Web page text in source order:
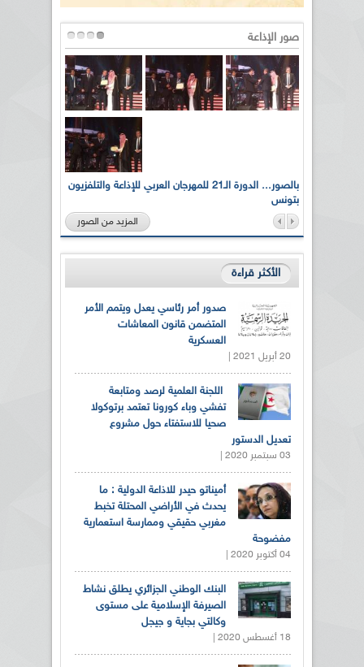
صور الإذاعة
بالصور... الدورة الـ21 للمهرجان العربي للإذاعة والتلفزيون
بتونس
المزيد من الصور
الأكثر قراءة
صدور أمر رئاسي يعدل ويتمم الأمر
المتضمن قانون المعاشات
العسكرية
20 أبريل 2021 |
اللجنة العلمية لرصد ومتابعة
تفشي وباء كورونا تعتمد برتوكولا
صحيا للاستفتاء حول مشروع
تعديل الدستور
03 سبتمبر 2020 |
أميناتو حيدر للاذاعة الدولية : ما
يحدث في الأراضي المحتلة تخبط
مغربي حقيقي وممارسة استعمارية
مفضوحة
04 أكتوبر 2020 |
البنك الوطني الجزائري يطلق نشاط
الصيرفة الإسلامية على مستوى
وكالتي بجاية و جيجل
18 أغسطس 2020 |